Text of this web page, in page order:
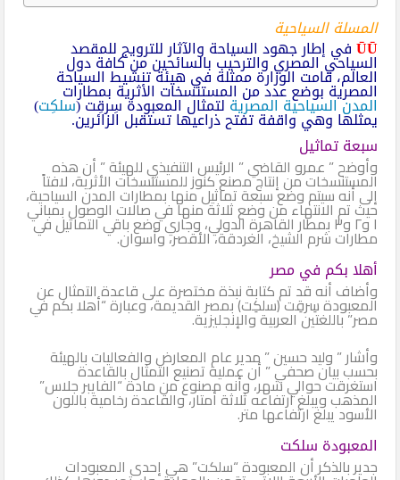
المسلة السياحية
ŪŪفي إطار جهود السياحة والآثار للترويج للمقصد
السياحي المصري والترحيب بالسائحين من كافة دول
العالم، قامت الوزارة ممثلة في هيئة تنشيط السياحة
المصرية بوضع عدد من المستنسخات الأثرية بمطارات
المدن السياحية المصريةلتمثال المعبودة سِرقِت (سلكِت)
يمثلها وهي واقفة تفتح ذراعيها تستقبل الزائرين.
سبعة تماثيل
وأوضح ” عمرو القاضي ” الرئيس التنفيذي للهيئة ” أن هذه
المستنسخات من إنتاج مصنع كنوز للمستنسخات الأثرية، لافتاً
إلى أنه سيتم وضع سبعة تماثيل منها بمطارات المدن السياحية،
حيث تم الانتهاء من وضع ثلاثة منها في صالات الوصول بمباني
١ و٢ و٣ بمطار القاهرة الدولي، وجاري وضع باقي التماثيل في
مطارات شرم الشيخ، الغردقة، الأقصر، وأسوان.
أهلا بكم في مصر
وأضاف أنه قد تم كتابة نبذة مختصرة على قاعدة التمثال عن
المعبودة سِرقِت (سلكِت) بمصر القديمة، وعبارة “أهلا بكم في
مصر” باللغتين العربية والإنجليزية.
وأشار ” وليد حسين ” مدير عام المعارض والفعاليات بالهيئة
بحسب بيان صحفي ” أن عملية تصنيع التمثال بالقاعدة
استغرقت حوالي شهر، وأنه مصنوع من مادة “الفايبر جلاس”
المذهب ويبلغ ارتفاعه ثلاثة أمتار، والقاعدة رخامية باللون
الأسود يبلغ ارتفاعها متر.
المعبودة سلكت
جدير بالذكر أن المعبودة “سلكت” هي إحدى المعبودات